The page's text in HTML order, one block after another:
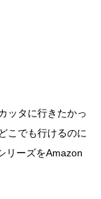
ッタに行きたかっ
こでも行けるのに
リーズをAmazon